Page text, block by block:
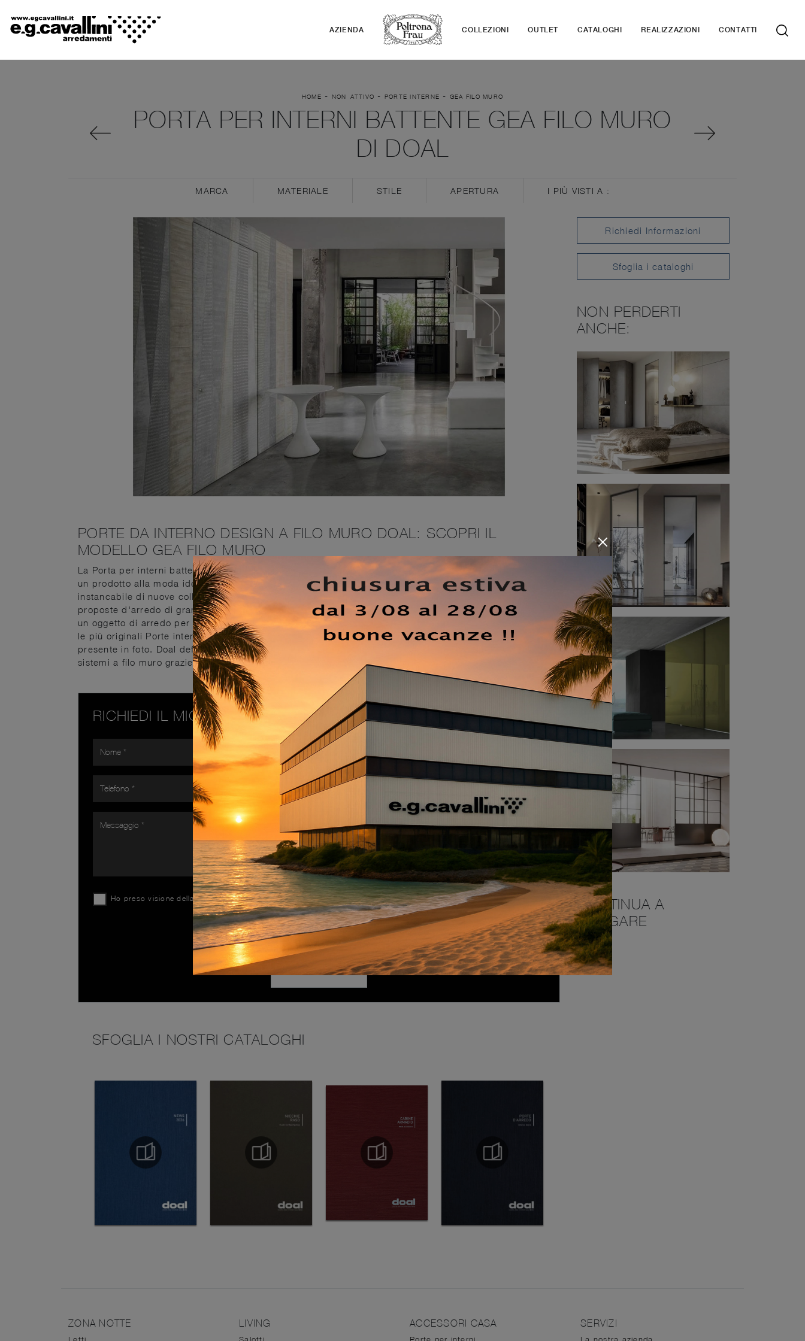
AZIENDA COLLEZIONI OUTLET CATALOGHI REALIZZAZIONI CONTATTI
HOME - NON_ATTIVO - PORTE INTERNE - GEA FILO MURO
PORTA PER INTERNI BATTENTE GEA FILO MURO
DI DOAL
MARCA MATERIALE STILE APERTURA I PIÙ VISTI A :
PORTE DA INTERNO DESIGN A FILO MURO DOAL: SCOPRI IL
MODELLO GEA FILO MURO
La Porta per interni battente Gea Filo muro di Doal in laccato abbina contenuto estetico e tecnologia in
un prodotto alla moda ideale per te, durevole negli anni e con un tocco di stile. Con uno studio davvero
instancabile di nuove collezioni, decori e tecniche, il marchio rende riconoscibili le sue esclusive
proposte d'arredo di grande qualità. La porta, oggigiorno, non è solo un componente strutturale, ma è
un oggetto di arredo per la casa: ti aspettano da noi le migliori soluzioni. Scopri nel nostro punto vendita
le più originali Porte interne design a filo muro in laccato, tra cui trovi anche il modello di charme
presente in foto. Doal definisce la propria autorevolezza nella realizzazione delle Porte interne con
sistemi a filo muro grazie a offerte sempre avanzate.
RICHIEDI IL MIGLIOR PREZZO
Ho preso visione dellaPrivacy Policy
INVIA
SFOGLIA I NOSTRI CATALOGHI
Richiedi Informazioni
Sfoglia i cataloghi
NON PERDERTI
ANCHE:
CONTINUA A
NAVIGARE
ZONA NOTTE LIVING ACCESSORI CASA SERVIZI